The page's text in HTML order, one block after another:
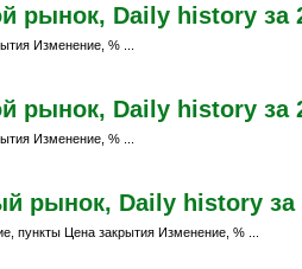
рынок, Daily history за
Изменение, % ...
рынок, Daily history за
Изменение, % ...
рынок, Daily history за
пункты Цена закрытия Изменение, % ...